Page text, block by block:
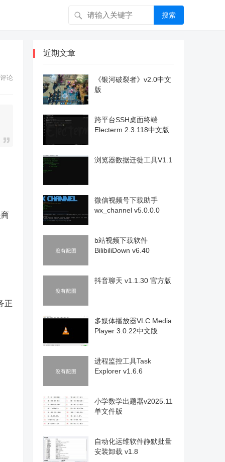
搜索
评论
正
近期文章
《银河破裂者》v2.0中文
版
跨平台SSH桌面终端
Electerm 2.3.118中文版
浏览器数据迁徙工具V1.1
微信视频号下载助手
wx_channel v5.0.0.0
b站视频下载软件
BilibiliDown v6.40
抖音聊天 v1.1.30 官方版
多媒体播放器VLC Media
Player 3.0.22中文版
进程监控工具Task
Explorer v1.6.6
小学数学出题器v2025.11
单文件版
自动化运维软件静默批量
安装卸载 v1.8